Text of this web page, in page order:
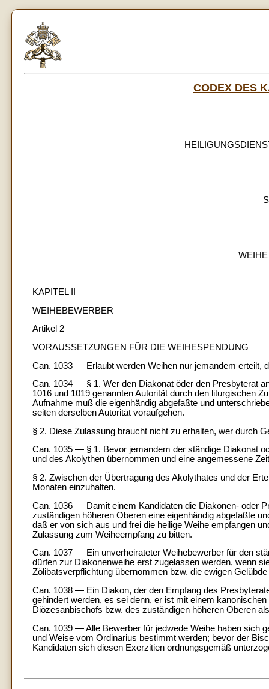
CODEX DES
KAPITEL II
WEIHEBEWERBER
Artikel 2
VORAUSSETZUNGEN FÜR DIE WEIHESPENDUNG
Can. 1033 — Erlaubt werden Weihen nur jemandem erteilt,
Can. 1034 — § 1. Wer den Diakonat öder den Presbyterat
1016 und 1019 genannten Autorität durch den liturgischen
Aufnahme muß die eigenhändig abgefaßte und
seiten derselben Autorität voraufgehen.
§ 2. Diese Zulassung braucht nicht zu erhalten, wer durch
Can. 1035 — § 1. Bevor jemandem der ständige Diakonat
und des Akolythen übernommen und eine angemessene
§ 2. Zwischen der Übertragung des Akolythates und der
Monaten einzuhalten.
Can. 1036 — Damit einem Kandidaten die Diakonen- oder
zuständigen höheren Oberen eine eigenhändig abgefaßte
daß er von sich aus und frei die heilige Weihe empfangen
Zulassung zum Weiheempfang zu bitten.
Can. 1037 — Ein unverheirateter Weihebewerber für den
dürfen zur Diakonenweihe erst zugelassen werden, wenn
Zölibatsverpflichtung übernommen bzw. die ewigen
Can. 1038 — Ein Diakon, der den Empfang des
gehindert werden, es sei denn, er ist mit einem
Diözesanbischofs bzw. des zuständigen höheren Oberen
Can. 1039 — Alle Bewerber für jedwede Weihe haben sich
und Weise vom Ordinarius bestimmt werden; bevor der
Kandidaten sich diesen Exerzitien ordnungsgemäß